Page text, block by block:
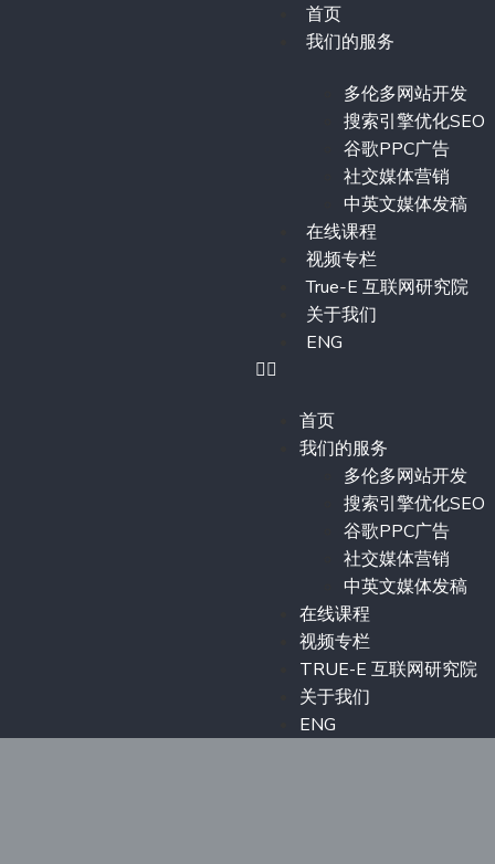
首页
我们的服务
多伦多网站开发
搜索引擎优化SEO
谷歌PPC广告
社交媒体营销
中英文媒体发稿
在线课程
视频专栏
True-E 互联网研究院
关于我们
ENG
首页
我们的服务
多伦多网站开发
搜索引擎优化SEO
谷歌PPC广告
社交媒体营销
中英文媒体发稿
在线课程
视频专栏
TRUE-E 互联网研究院
关于我们
ENG